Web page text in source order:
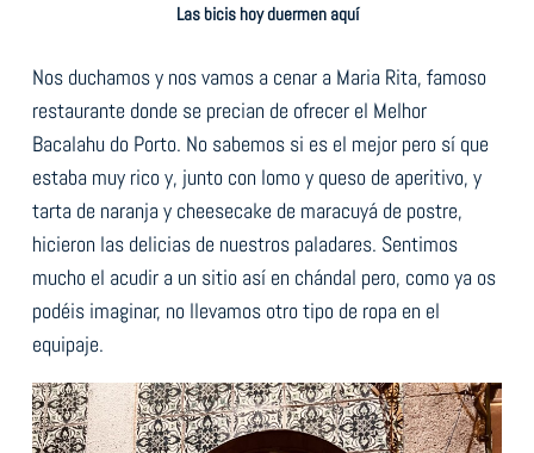
Las bicis hoy duermen aquí
Nos duchamos y nos vamos a cenar a Maria Rita, famoso
restaurante donde se precian de ofrecer el Melhor
Bacalahu do Porto. No sabemos si es el mejor pero sí que
estaba muy rico y, junto con lomo y queso de aperitivo, y
tarta de naranja y cheesecake de maracuyá de postre,
hicieron las delicias de nuestros paladares. Sentimos
mucho el acudir a un sitio así en chándal pero, como ya os
podéis imaginar, no llevamos otro tipo de ropa en el
equipaje.